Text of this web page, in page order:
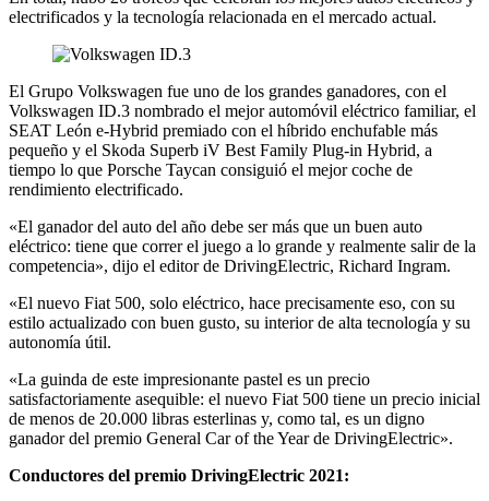
electrificados y la tecnología relacionada en el mercado actual.
El Grupo Volkswagen fue uno de los grandes ganadores, con el
Volkswagen ID.3 nombrado el mejor automóvil eléctrico familiar, el
SEAT León e-Hybrid premiado con el híbrido enchufable más
pequeño y el Skoda Superb iV Best Family Plug-in Hybrid, a
tiempo lo que Porsche Taycan consiguió el mejor coche de
rendimiento electrificado.
«El ganador del auto del año debe ser más que un buen auto
eléctrico: tiene que correr el juego a lo grande y realmente salir de la
competencia», dijo el editor de DrivingElectric, Richard Ingram.
«El nuevo Fiat 500, solo eléctrico, hace precisamente eso, con su
estilo actualizado con buen gusto, su interior de alta tecnología y su
autonomía útil.
«La guinda de este impresionante pastel es un precio
satisfactoriamente asequible: el nuevo Fiat 500 tiene un precio inicial
de menos de 20.000 libras esterlinas y, como tal, es un digno
ganador del premio General Car of the Year de DrivingElectric».
Conductores del premio DrivingElectric 2021: